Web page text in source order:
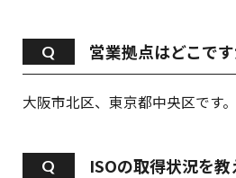
営業拠点はどこで
大阪市北区、東京都中央区です。
ISOの取得状況を教